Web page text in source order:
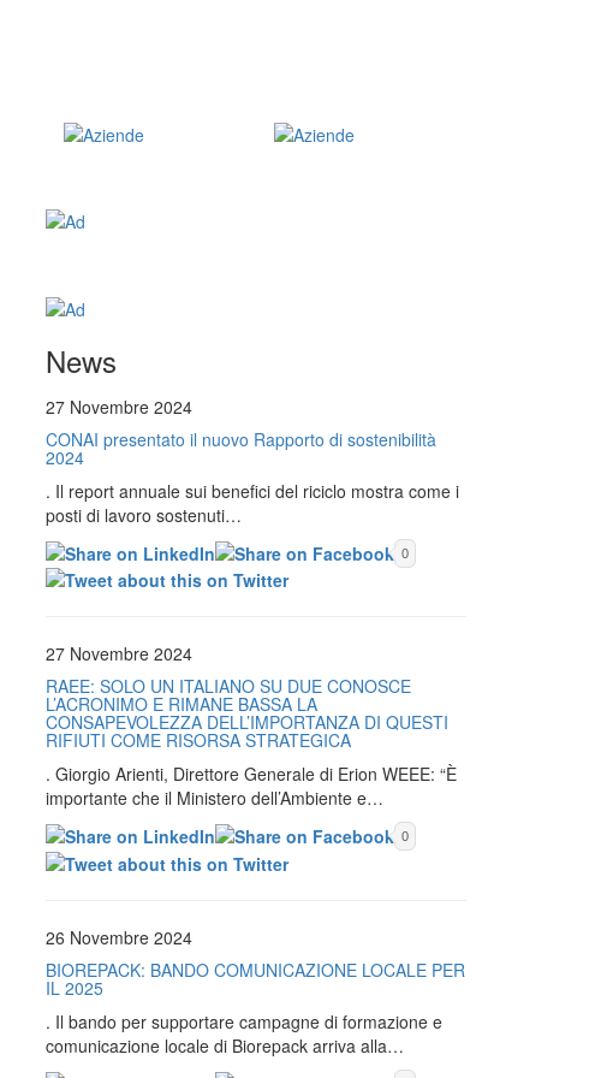
News
27 Novembre 2024
CONAI presentato il nuovo Rapporto di sostenibilità
2024
. Il report annuale sui benefici del riciclo mostra come i
posti di lavoro sostenuti…
0
27 Novembre 2024
RAEE: SOLO UN ITALIANO SU DUE CONOSCE
L’ACRONIMO E RIMANE BASSA LA
CONSAPEVOLEZZA DELL’IMPORTANZA DI QUESTI
RIFIUTI COME RISORSA STRATEGICA
. Giorgio Arienti, Direttore Generale di Erion WEEE: “È
importante che il Ministero dell’Ambiente e…
0
26 Novembre 2024
BIOREPACK: BANDO COMUNICAZIONE LOCALE PER
IL 2025
. Il bando per supportare campagne di formazione e
comunicazione locale di Biorepack arriva alla…